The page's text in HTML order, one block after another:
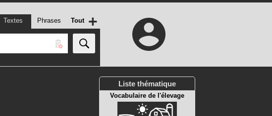
Textes Phrases Tout +
Liste thématique
Vocabulaire de l'élevage